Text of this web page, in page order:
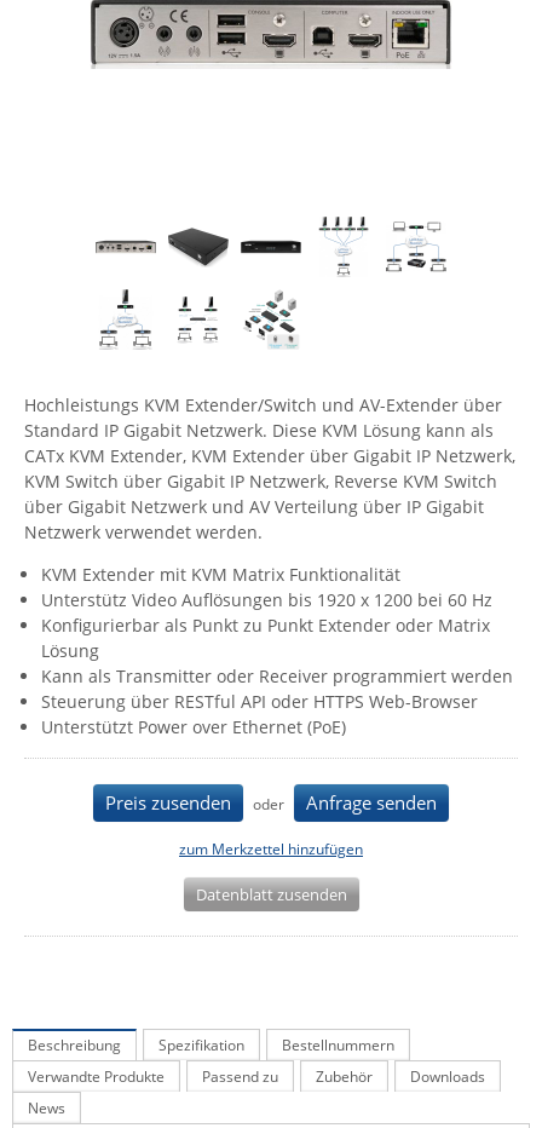
Energiemessung
Energieverteilung
IP, WLAN & GSM Sensorik
IoT - Internet of Things
IPC, Industrielle Netzwerktechnik & WLAN
IT Netzwerktechnik / Kommunikation
Comet System
CompleTech
Enginko - mcf88
Fokus Technologies
Guntermann & Drunck
High Sec Labs
HW group
Icron
IEC Lock
Ihse
Kerlink
Kramer Electronics
KVM TEC
Legrand
LigoWave
Power Kingdom
Poynting
Raritan
Hochleistungs KVM Extender/Switch und AV-Extender über
Standard IP Gigabit Netzwerk. Diese KVM Lösung kann als
CATx KVM Extender, KVM Extender über Gigabit IP Netzwerk,
KVM Switch über Gigabit IP Netzwerk, Reverse KVM Switch
über Gigabit Netzwerk und AV Verteilung über IP Gigabit
Netzwerk verwendet werden.
KVM Extender mit KVM Matrix Funktionalität
Unterstütz Video Auflösungen bis 1920 x 1200 bei 60 Hz
Konfigurierbar als Punkt zu Punkt Extender oder Matrix
Lösung
Kann als Transmitter oder Receiver programmiert werden
Steuerung über RESTful API oder HTTPS Web-Browser
Unterstützt Power over Ethernet (PoE)
Preis zusenden oder Anfrage senden
zum Merkzettel hinzufügen
Datenblatt zusenden
Beschreibung Spezifikation
Bestellnummern
Verwandte Produkte
Passend zu Zubehör
Downloads
News